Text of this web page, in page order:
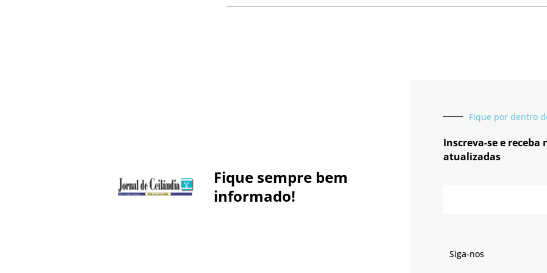
Fique sempre bem
informado!
Fique por dentro
Inscreva-se e
atualizadas
Siga-nos